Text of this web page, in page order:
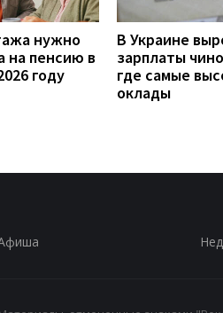
нужно
на пенсию в
году
В Украине
зарплаты
где самые
оклады